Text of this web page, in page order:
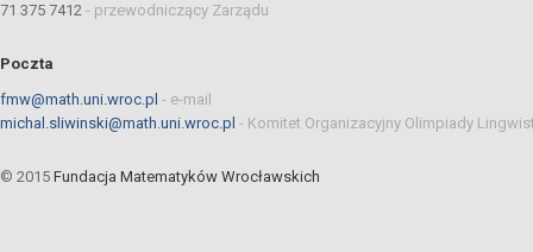
71 375 7412 - przewodniczący Zarządu
Poczta
fmw@math.uni.wroc.pl - e-mail
michal.sliwinski@math.uni.wroc.pl - Komitet Organizacyjny Olimpiady
© 2015 Fundacja Matematyków Wrocławskich